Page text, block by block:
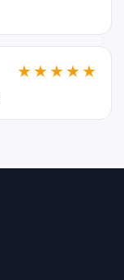
★★★★★